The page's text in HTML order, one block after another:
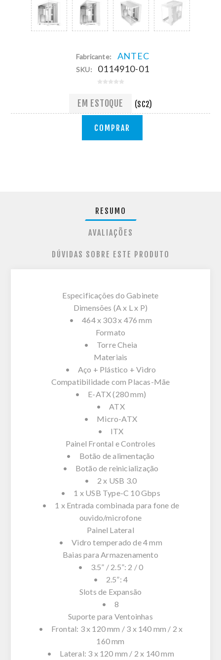
Fabricante: ANTEC
SKU: 0114910-01
EM ESTOQUE (SC2)
COMPRAR
RESUMO
AVALIAÇÕES
DÚVIDAS SOBRE ESTE PRODUTO
Especificações do Gabinete
Dimensões (A x L x P)
• 464 x 303 x 476 mm
Formato
• Torre Cheia
Materiais
• Aço + Plástico + Vidro
Compatibilidade com Placas-Mãe
• E-ATX (280 mm)
• ATX
• Micro-ATX
• ITX
Painel Frontal e Controles
• Botão de alimentação
• Botão de reinicialização
• 2 x USB 3.0
• 1 x USB Type-C 10 Gbps
• 1 x Entrada combinada para fone de
ouvido/microfone
Painel Lateral
• Vidro temperado de 4 mm
Baias para Armazenamento
• 3.5” / 2.5”: 2 / 0
• 2.5”: 4
Slots de Expansão
• 8
Suporte para Ventoinhas
• Frontal: 3 x 120 mm / 3 x 140 mm / 2 x
160 mm
• Lateral: 3 x 120 mm / 2 x 140 mm